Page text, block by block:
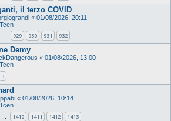
il terzo COVID
« 01/08/2026, 20:11
929 930 931 932
Demy
« 01/08/2026, 13:00
3
« 01/08/2026, 10:14
… 1410 1411 1412 1413